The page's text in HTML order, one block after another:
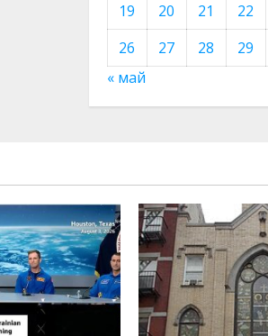
19
20 21 22
26
27 28 29
« май